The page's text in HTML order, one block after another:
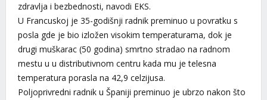
zdravlja i bezbednosti, navodi EKS.
U Francuskoj je 35-godišnji radnik preminuo u povratku s
posla gde je bio izložen visokim temperaturama, dok je
drugi muškarac (50 godina) smrtno stradao na radnom
mestu u u distributivnom centru kada mu je telesna
temperatura porasla na 42,9 celzijusa.
Poljoprivredni radnik u Španiji preminuo je ubrzo nakon što